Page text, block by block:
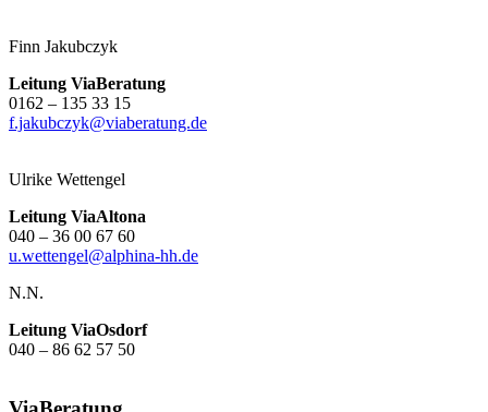
Finn Jakubczyk
Leitung ViaBeratung
0162 – 135 33 15
f.jakubczyk@viaberatung.de
Ulrike Wettengel
Leitung ViaAltona
040 – 36 00 67 60
u.wettengel@alphina-hh.de
N.N.
Leitung ViaOsdorf
040 – 86 62 57 50